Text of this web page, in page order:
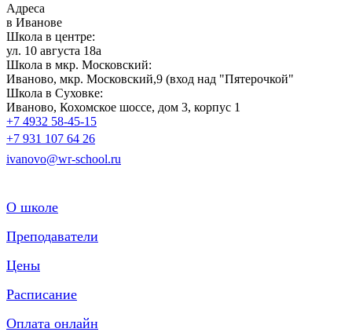
Адреса
в Иванове
Школа в центре:
ул. 10 августа 18а
Школа в мкр. Московский:
Иваново, мкр. Московский,9 (вход над "Пятерочкой"
Школа в Суховке:
Иваново, Кохомское шоссе, дом 3, корпус 1
+7 4932 58-45-15
+7 931 107 64 26
ivanovo@wr-school.ru
О школе
Преподаватели
Цены
Расписание
Оплата онлайн